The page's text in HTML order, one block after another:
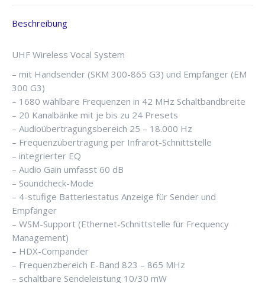
x
inkl.
Menge
Beschreibung
UHF Wireless Vocal System
– mit Handsender (SKM 300-865 G3) und Empfänger (EM
300 G3)
– 1680 wählbare Frequenzen in 42 MHz Schaltbandbreite
– 20 Kanalbänke mit je bis zu 24 Presets
– Audioübertragungsbereich 25 – 18.000 Hz
– Frequenzübertragung per Infrarot-Schnittstelle
– integrierter EQ
– Audio Gain umfasst 60 dB
– Soundcheck-Mode
– 4-stufige Batteriestatus Anzeige für Sender und
Empfänger
– WSM-Support (Ethernet-Schnittstelle für Frequency
Management)
– HDX-Compander
– Frequenzbereich E-Band 823 – 865 MHz
– schaltbare Sendeleistung 10/30 mW